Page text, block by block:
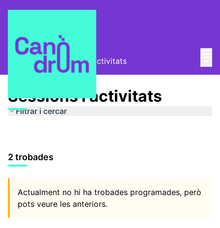
Pokecode / Sessions i activitats
Sessions i activitats
Filtrar i cercar
2 trobades
Actualment no hi ha trobades programades, però
pots veure les anteriors.